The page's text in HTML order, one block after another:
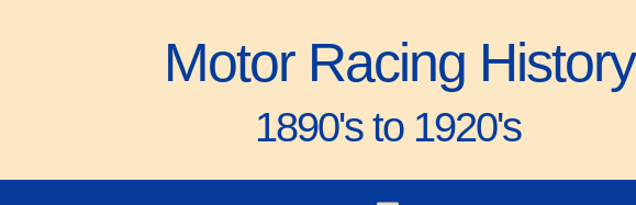
Motor Racing History
1890's to 1920's